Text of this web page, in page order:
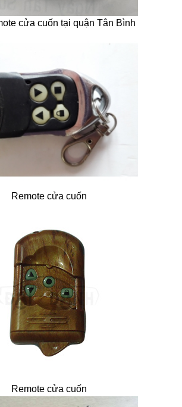
cửa cuốn tại quận Tân Bình
Remote cửa cuốn
Remote cửa cuốn